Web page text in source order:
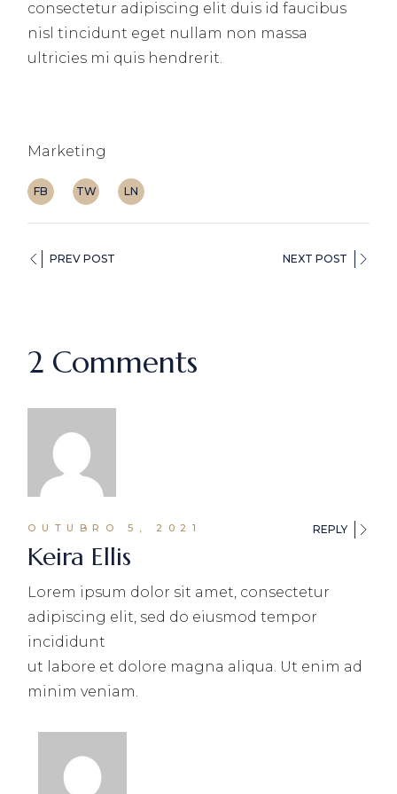
consectetur adipiscing elit duis id faucibus
nisl tincidunt eget nullam non massa
ultricies mi quis hendrerit.
Marketing
FB TW LN
PREV POST NEXT POST
2 Comments
OUTUBRO 5, 2021 REPLY
Keira Ellis
Lorem ipsum dolor sit amet, consectetur
adipiscing elit, sed do eiusmod tempor
incididunt
ut labore et dolore magna aliqua. Ut enim ad
minim veniam.